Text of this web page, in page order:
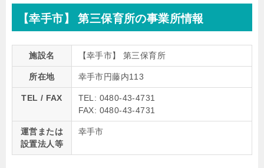
【幸手市】 第三保育所の事業所情報
施設名 【幸手市】 第三保育所
所在地 幸手市円藤内113
TEL / FAX
TEL: 0480-43-4731
FAX: 0480-43-4731
運営または
設置法人等
幸手市